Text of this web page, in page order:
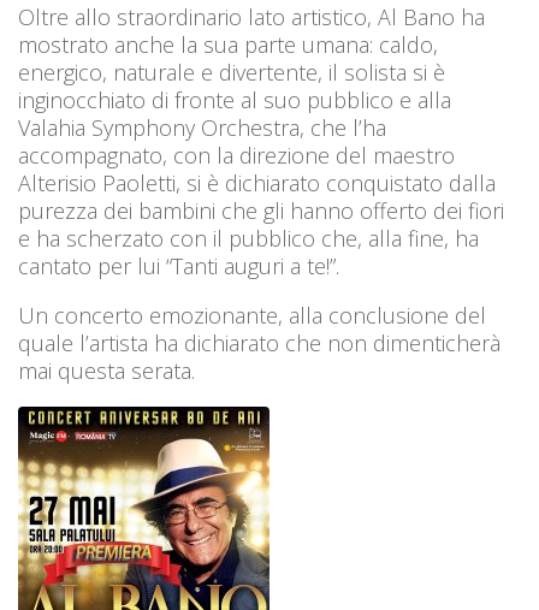
Oltre allo straordinario lato artistico, Al Bano ha
mostrato anche la sua parte umana: caldo,
energico, naturale e divertente, il solista si è
inginocchiato di fronte al suo pubblico e alla
Valahia Symphony Orchestra, che l’ha
accompagnato, con la direzione del maestro
Alterisio Paoletti, si è dichiarato conquistato dalla
purezza dei bambini che gli hanno offerto dei fiori
e ha scherzato con il pubblico che, alla fine, ha
cantato per lui “Tanti auguri a te!”.
Un concerto emozionante, alla conclusione del
quale l’artista ha dichiarato che non dimenticherà
mai questa serata.